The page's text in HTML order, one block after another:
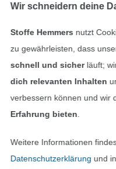
Unsere
In den deutschen
Wir schneidern deine
Stoffe Hemmers nutzt
zu gewährleisten, dass
schnell und sicherläuft;
dich relevanten Inhalten
verbessern können und wir
Erfahrung bieten
Weitere Informationen
Datenschutzerklärung und